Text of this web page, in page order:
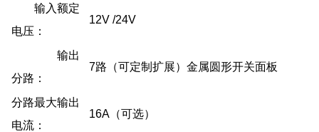
输入额定
电压：
12V /24V
输出
分路：
7路（可定制扩展）金属圆形开关面板
分路最大输出
电流：
16A（可选）